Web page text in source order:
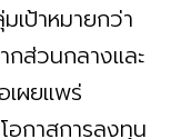
เป้าหมายกว่า
ส่วนกลางและ
เผยแพร่
อกาสการลงทุน